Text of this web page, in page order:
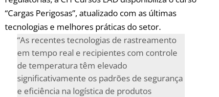
“Cargas Perigosas”, atualizado com as últimas
‌tecnologias ‍e​ melhores práticas do setor.
“As recentes ⁣tecnologias de rastreamento⁣
em‌ tempo real e recipientes com controle
de‍ temperatura ​têm elevado
significativamente os padrões⁤ de segurança
e eficiência na ‌logística ⁢de produtos⁤